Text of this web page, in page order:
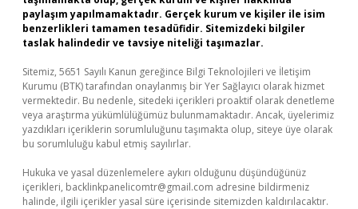
paylaşım yapılmamaktadır. Gerçek kurum ve kişiler ile isim
benzerlikleri tamamen tesadüfidir. Sitemizdeki bilgiler
taslak halindedir ve tavsiye niteliği taşımazlar.
Sitemiz, 5651 Sayılı Kanun gereğince Bilgi Teknolojileri ve İletişim
Kurumu (BTK) tarafından onaylanmış bir Yer Sağlayıcı olarak hizmet
vermektedir. Bu nedenle, sitedeki içerikleri proaktif olarak denetleme
veya araştırma yükümlülüğümüz bulunmamaktadır. Ancak, üyelerimiz
yazdıkları içeriklerin sorumluluğunu taşımakta olup, siteye üye olarak
bu sorumluluğu kabul etmiş sayılırlar.
Hukuka ve yasal düzenlemelere aykırı olduğunu düşündüğünüz
içerikleri, backlinkpanelicomtr@gmail.com adresine bildirmeniz
halinde, ilgili içerikler yasal süre içerisinde sitemizden kaldırılacaktır.